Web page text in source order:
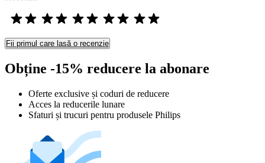
Fii primul care lasă o recenzie
Obține -15% reducere la abonare
Oferte exclusive și coduri de reducere
Acces la reducerile lunare
Sfaturi și trucuri pentru produsele Philips